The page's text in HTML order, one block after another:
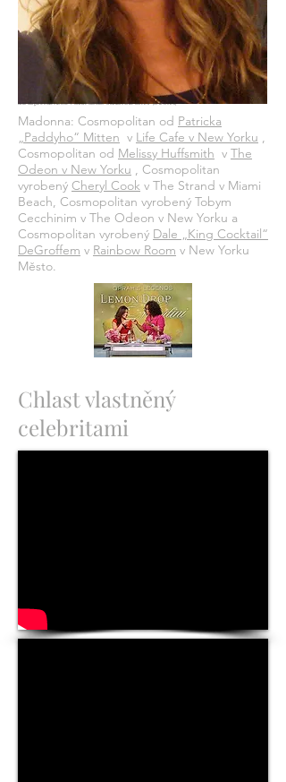
Andres Useche Creative Commons (CC BY-NC 2.0)
Madonna: Cosmopolitan od Patricka
„Paddyho“ Mitten v Life Cafe v New Yorku ,
Cosmopolitan od Melissy Huffsmith v The
Odeon v New Yorku , Cosmopolitan
vyrobený Cheryl Cook v The Strand v Miami
Beach, Cosmopolitan vyrobený Tobym
Cecchinim v The Odeon v New Yorku a
Cosmopolitan vyrobený Dale „King Cocktail“
DeGroffem v Rainbow Room v New Yorku
Město.
Chlast vlastněný
celebritami